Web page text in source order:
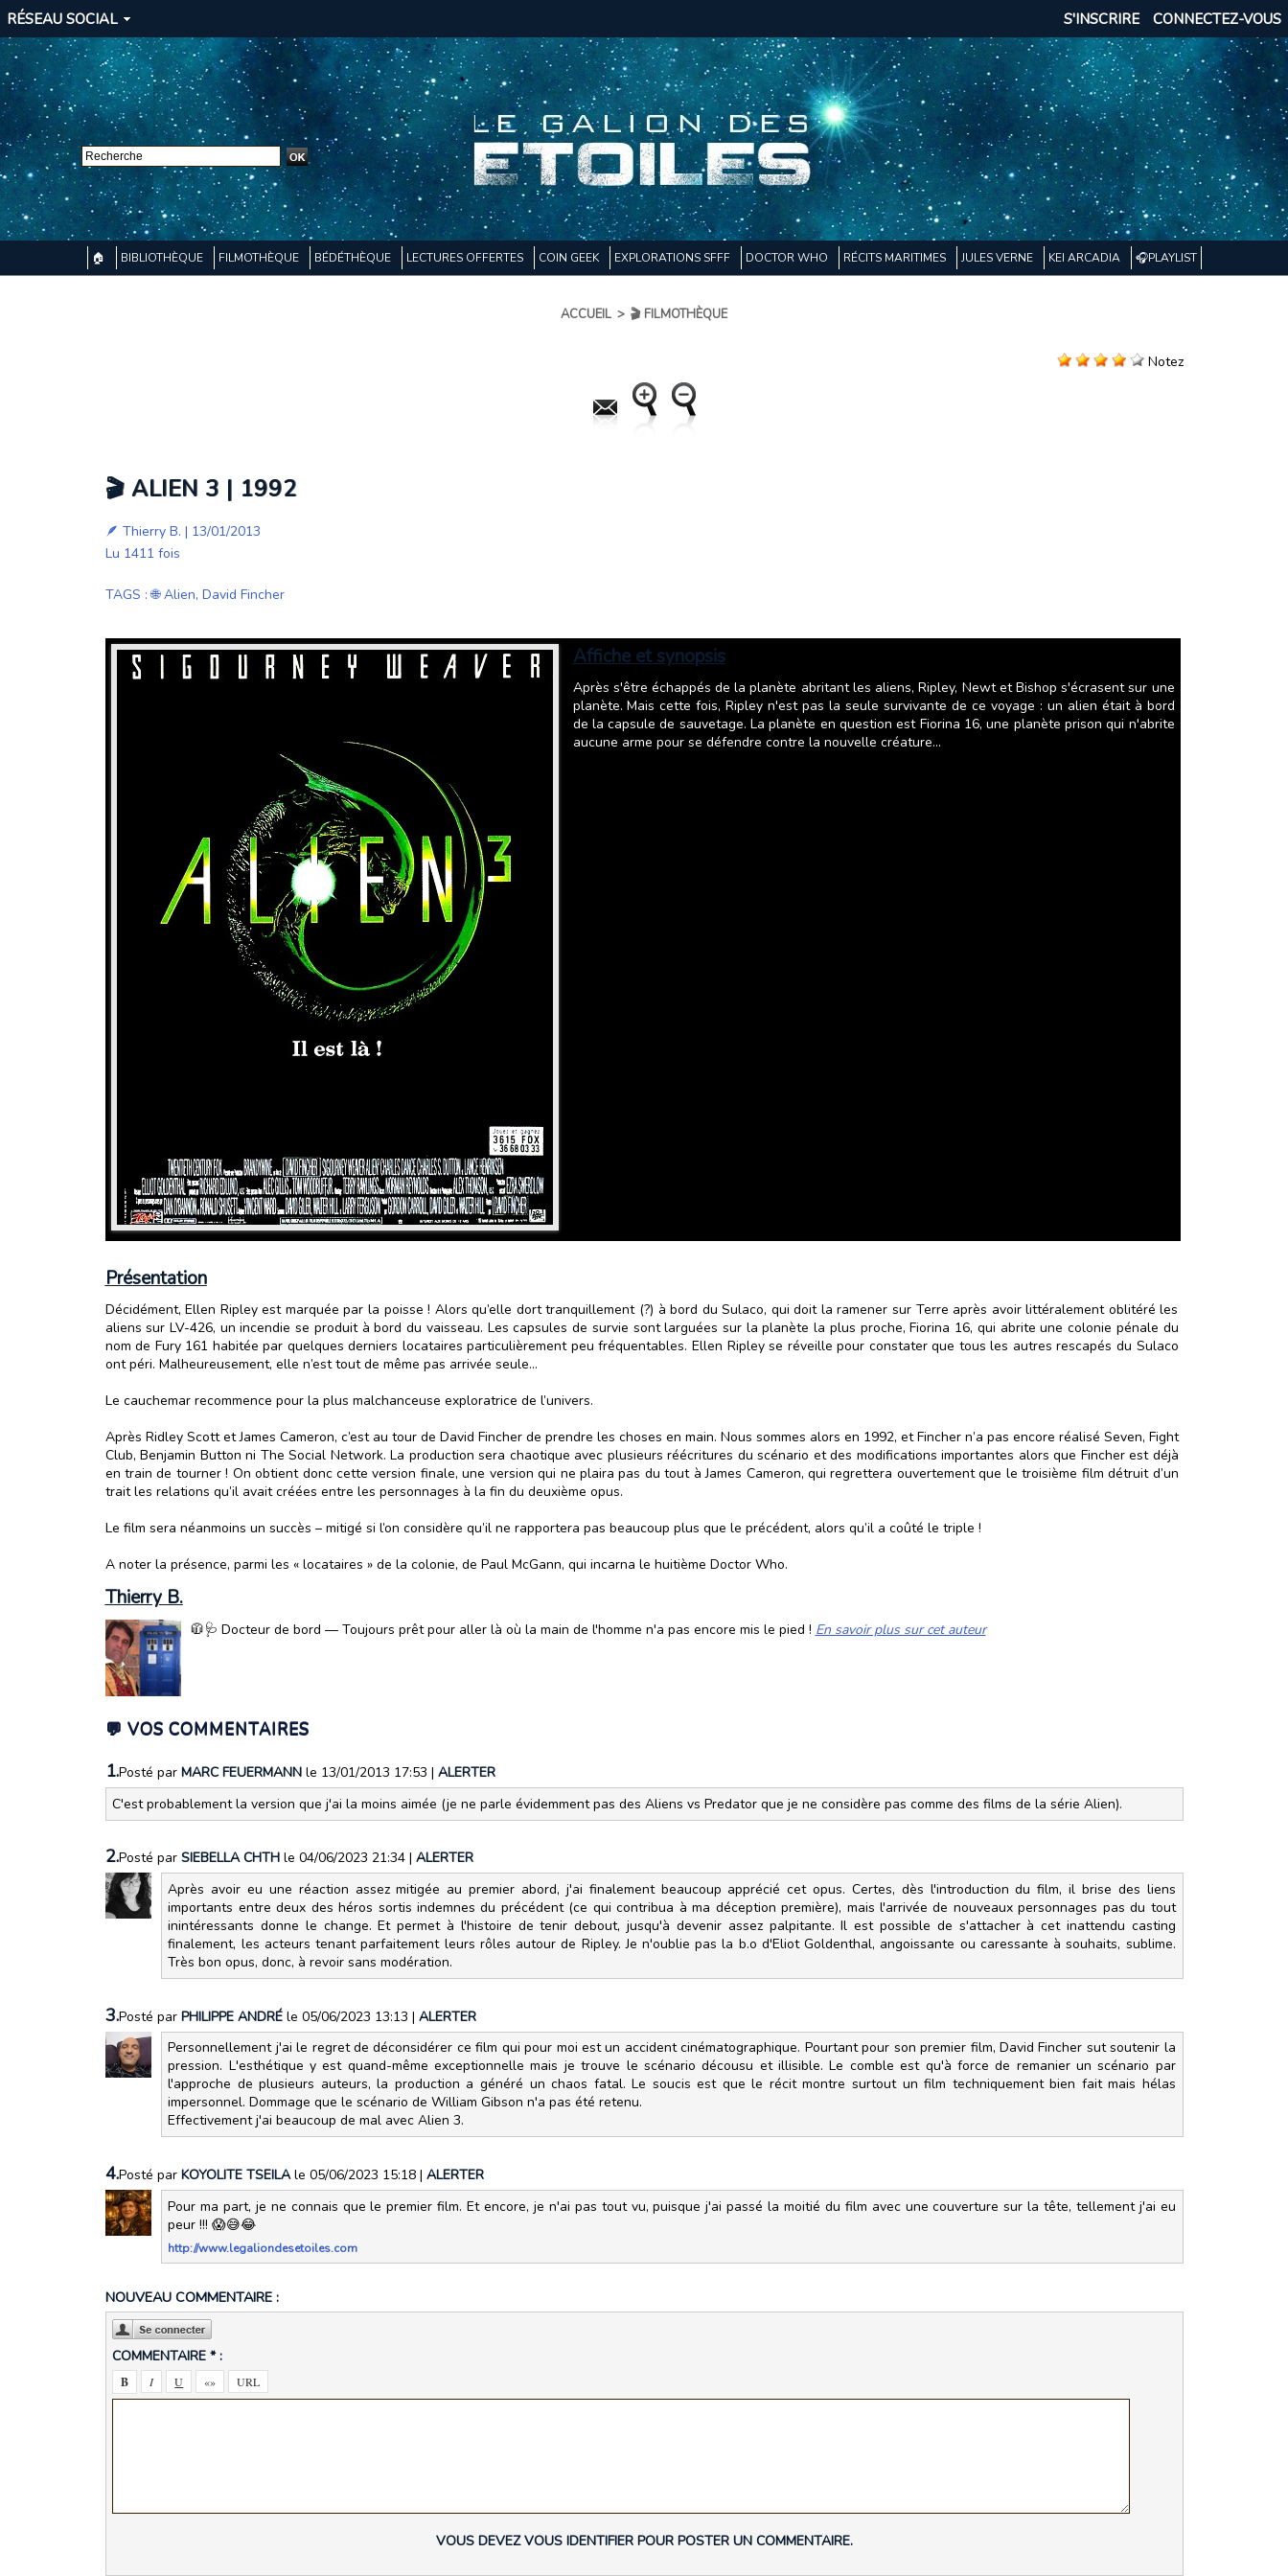
RÉSEAU SOCIAL CONNECTEZ-VOUS
S'INSCRIRE
🏠 BIBLIOTHÈQUE FILMOTHÈQUE BÉDÉTHÈQUE LECTURES OFFERTES COIN GEEK EXPLORATIONS SFFF DOCTOR WHO RÉCITS MARITIMES JULES VERNE KEI ARCADIA 🎧PLAYLIST
ACCUEIL > 🎬 FILMOTHÈQUE
Notez
🎬 ALIEN 3 | 1992
🪶 Thierry B. | 13/01/2013
Lu 1411 fois
TAGS :🌐 Alien, David Fincher
Affiche et synopsis
Après s'être échappés de la planète abritant les aliens, Ripley, Newt et Bishop s'écrasent sur une
planète. Mais cette fois, Ripley n'est pas la seule survivante de ce voyage : un alien était à bord
de la capsule de sauvetage. La planète en question est Fiorina 16, une planète prison qui n'abrite
aucune arme pour se défendre contre la nouvelle créature...
Présentation
Décidément, Ellen Ripley est marquée par la poisse ! Alors qu’elle dort tranquillement (?) à bord du Sulaco, qui doit la ramener sur Terre après avoir littéralement oblitéré les
aliens sur LV-426, un incendie se produit à bord du vaisseau. Les capsules de survie sont larguées sur la planète la plus proche, Fiorina 16, qui abrite une colonie pénale du
nom de Fury 161 habitée par quelques derniers locataires particulièrement peu fréquentables. Ellen Ripley se réveille pour constater que tous les autres rescapés du Sulaco
ont péri. Malheureusement, elle n’est tout de même pas arrivée seule…
Le cauchemar recommence pour la plus malchanceuse exploratrice de l’univers.
Après Ridley Scott et James Cameron, c’est au tour de David Fincher de prendre les choses en main. Nous sommes alors en 1992, et Fincher n’a pas encore réalisé Seven, Fight
Club, Benjamin Button ni The Social Network. La production sera chaotique avec plusieurs réécritures du scénario et des modifications importantes alors que Fincher est déjà
en train de tourner ! On obtient donc cette version finale, une version qui ne plaira pas du tout à James Cameron, qui regrettera ouvertement que le troisième film détruit d’un
trait les relations qu’il avait créées entre les personnages à la fin du deuxième opus.
Le film sera néanmoins un succès – mitigé si l’on considère qu’il ne rapportera pas beaucoup plus que le précédent, alors qu’il a coûté le triple !
A noter la présence, parmi les « locataires » de la colonie, de Paul McGann, qui incarna le huitième Doctor Who.
Thierry B.
🧥🩺 Docteur de bord — Toujours prêt pour aller là où la main de l'homme n'a pas encore mis le pied ! En savoir plus sur cet auteur
💬 VOS COMMENTAIRES
1.Posté par MARC FEUERMANN le 13/01/2013 17:53 | ALERTER
C'est probablement la version que j'ai la moins aimée (je ne parle évidemment pas des Aliens vs Predator que je ne considère pas comme des films de la série Alien).
2.Posté par SIEBELLA CHTH le 04/06/2023 21:34 | ALERTER
Après avoir eu une réaction assez mitigée au premier abord, j'ai finalement beaucoup apprécié cet opus. Certes, dès l'introduction du film, il brise des liens
importants entre deux des héros sortis indemnes du précédent (ce qui contribua à ma déception première), mais l'arrivée de nouveaux personnages pas du tout
inintéressants donne le change. Et permet à l'histoire de tenir debout, jusqu'à devenir assez palpitante. Il est possible de s'attacher à cet inattendu casting
finalement, les acteurs tenant parfaitement leurs rôles autour de Ripley. Je n'oublie pas la b.o d'Eliot Goldenthal, angoissante ou caressante à souhaits, sublime.
Très bon opus, donc, à revoir sans modération.
3.Posté par PHILIPPE ANDRÉ le 05/06/2023 13:13 | ALERTER
Personnellement j'ai le regret de déconsidérer ce film qui pour moi est un accident cinématographique. Pourtant pour son premier film, David Fincher sut soutenir la
pression. L'esthétique y est quand-même exceptionnelle mais je trouve le scénario décousu et illisible. Le comble est qu'à force de remanier un scénario par
l'approche de plusieurs auteurs, la production a généré un chaos fatal. Le soucis est que le récit montre surtout un film techniquement bien fait mais hélas
impersonnel. Dommage que le scénario de William Gibson n'a pas été retenu.
Effectivement j'ai beaucoup de mal avec Alien 3.
4.Posté par KOYOLITE TSEILAle 05/06/2023 15:18 | ALERTER
Pour ma part, je ne connais que le premier film. Et encore, je n'ai pas tout vu, puisque j'ai passé la moitié du film avec une couverture sur la tête, tellement j'ai eu
peur !!! 😱😅😂
http://www.legaliondesetoiles.com
NOUVEAU COMMENTAIRE :
COMMENTAIRE * :
VOUS DEVEZ VOUS IDENTIFIER POUR POSTER UN COMMENTAIRE.